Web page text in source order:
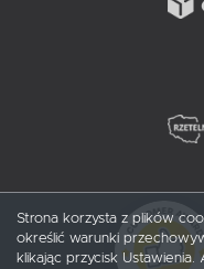
Strona korzysta z plików
określić warunki
klikając przycisk